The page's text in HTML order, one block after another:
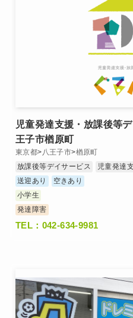
児童発達支援・放課後等
王子市楢原町
東京都>八王子市>楢原町
放課後等デイサービス
児童発達
送迎あり
空きあり
小学生
発達障害
TEL：042-634-9981